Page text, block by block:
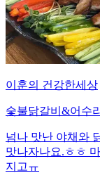
이훈의 건강한세상
숯불닭갈비&어수
넘나 맛난 야채와
맛나자나요.ㅎㅎ
지고ㅠ